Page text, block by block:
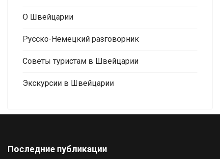
О Швейцарии
Русско-Немецкий разговорник
Советы туристам в Швейцарии
Экскурсии в Швейцарии
Последние публикации